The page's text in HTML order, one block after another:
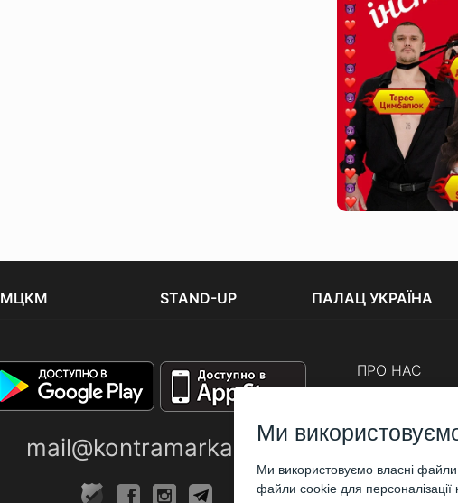
МЦКМ STAND-UP ПАЛАЦ УКРАЇНА
mail@kontramarka.ua
ПРО НАС
Ми
Ми використовуємо власні
файли cookie для персоналізації